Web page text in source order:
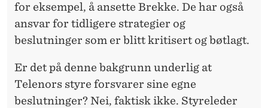
for eksempel, å ansette Brekke. De har også
ansvar for tidligere strategier og
beslutninger som er blitt kritisert og bøtlagt.
Er det på denne bakgrunn underlig at
Telenors styre forsvarer sine egne
beslutninger? Nei, faktisk ikke. Styreleder